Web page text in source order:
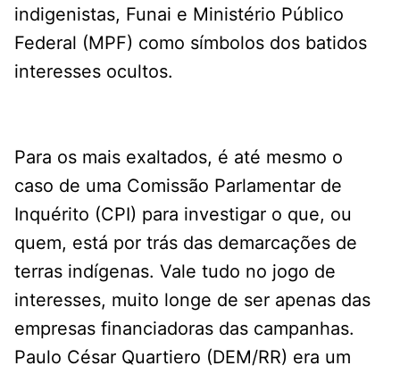
indigenistas, Funai e Ministério Público
Federal (MPF) como símbolos dos batidos
interesses ocultos.
Para os mais exaltados, é até mesmo o
caso de uma Comissão Parlamentar de
Inquérito (CPI) para investigar o que, ou
quem, está por trás das demarcações de
terras indígenas. Vale tudo no jogo de
interesses, muito longe de ser apenas das
empresas financiadoras das campanhas.
Paulo César Quartiero (DEM/RR) era um